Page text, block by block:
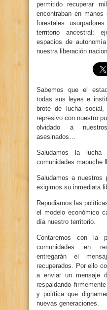
permitido recuperar
encontraban en
forestales
territorio ancestral;
espacios de
nuestra liberación
Sabemos que el
todas sus leyes e
brote de lucha
represivo con nuestro
olvidado a
asesinados…
Saludamos la
comunidades mapuche
Saludamos a nuestros
exigimos su inmediata
Repudiamos las
el modelo económico
día nuestro territorio.
Contaremos con la
comunidades en
entregarán el
recuperados. Por ello
a enviar un mensaje
respaldando
y política que
nuevas generaciones.